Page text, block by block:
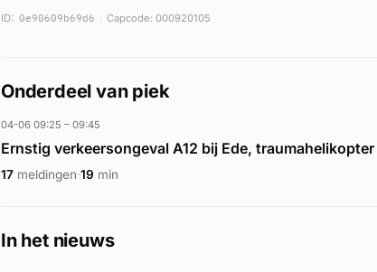
ID: 0e90609b69d6 Capcode: 000920105
Onderdeel van piek
04-06 09:25 – 09:45
Ernstig verkeersongeval A12 bij Ede,
17 meldingen·19 min
In het nieuws